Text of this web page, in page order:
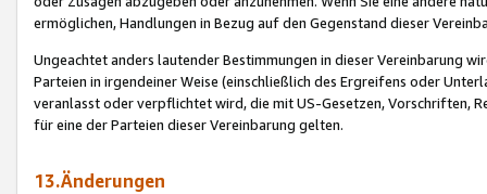
ermöglichen, Handlungen in Bezug auf den Gegenstand dieser
Ungeachtet anders lautender Bestimmungen in dieser Vereinbarung
Parteien in irgendeiner Weise (einschließlich des Ergreifens oder
veranlasst oder verpflichtet wird, die mit US-Gesetzen, Vorschriften,
für eine der Parteien dieser Vereinbarung gelten.
13.Änderungen